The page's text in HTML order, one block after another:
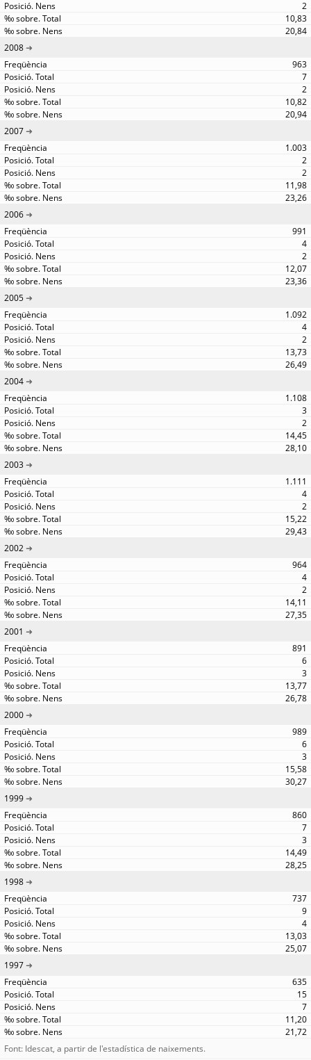
2
10,83
20,84
2008
963
7
2
10,82
20,94
2007
1.003
2
2
11,98
23,26
2006
991
4
2
12,07
23,36
2005
1.092
4
2
13,73
26,49
2004
1.108
3
2
14,45
28,10
2003
1.111
4
2
15,22
29,43
2002
964
4
2
14,11
27,35
2001
891
6
3
13,77
26,78
2000
989
6
3
15,58
30,27
1999
860
7
3
14,49
28,25
1998
737
9
4
13,03
25,07
1997
635
15
7
11,20
21,72
Font: Idescat, a partir de l'estadística de naixements.